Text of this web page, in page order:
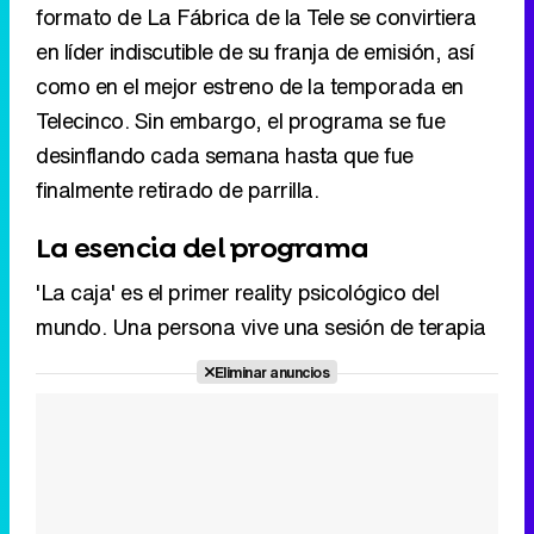
formato de La Fábrica de la Tele se convirtiera
en líder indiscutible de su franja de emisión, así
como en el mejor estreno de la temporada en
Telecinco. Sin embargo, el programa se fue
desinflando cada semana hasta que fue
finalmente retirado de parrilla.
La esencia del programa
'La caja' es el primer reality psicológico del
mundo. Una persona vive una sesión de terapia
Eliminar anuncios